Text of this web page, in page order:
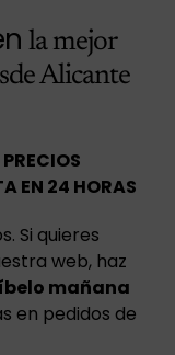
la mejor
Alicante
EN 24 HORAS
Si quieres
web, haz
mañana
en pedidos de